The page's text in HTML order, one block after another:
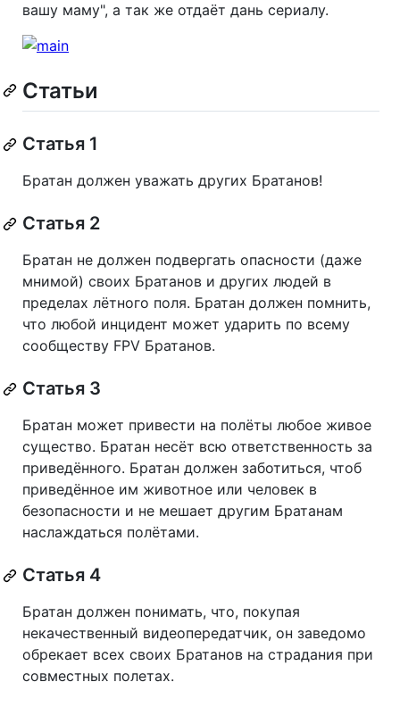
вашу маму", а так же отдаёт дань сериалу.
Статьи
Статья 1
Братан должен уважать других Братанов!
Статья 2
Братан не должен подвергать опасности (даже
мнимой) своих Братанов и других людей в
пределах лётного поля. Братан должен помнить,
что любой инцидент может ударить по всему
сообществу FPV Братанов.
Статья 3
Братан может привести на полёты любое живое
существо. Братан несёт всю ответственность за
приведённого. Братан должен заботиться, чтоб
приведённое им животное или человек в
безопасности и не мешает другим Братанам
наслаждаться полётами.
Статья 4
Братан должен понимать, что, покупая
некачественный видеопередатчик, он заведомо
обрекает всех своих Братанов на страдания при
совместных полетах.